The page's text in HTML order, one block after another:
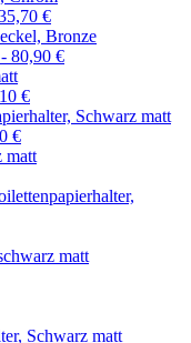
€
80,90 €
€
€